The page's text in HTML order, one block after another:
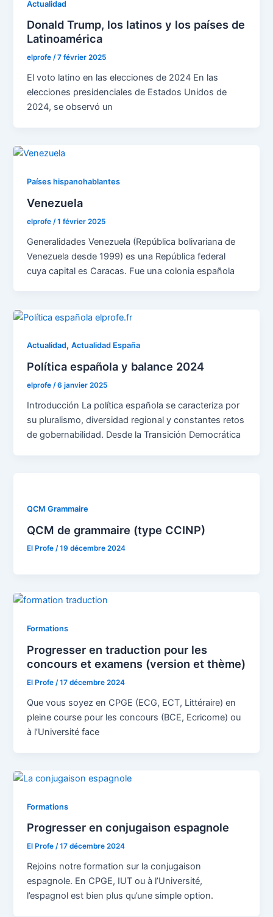
Actualidad
Donald Trump, los latinos y los países de
Latinoamérica
elprofe/7 février 2025
El voto latino en las elecciones de 2024 En las
elecciones presidenciales de Estados Unidos de
2024, se observó un
Países hispanohablantes
Venezuela
elprofe /1 février 2025
Generalidades Venezuela (República bolivariana de
Venezuela desde 1999) es una República federal
cuya capital es Caracas. Fue una colonia española
Actualidad,Actualidad España
Política española y balance 2024
elprofe/6 janvier 2025
Introducción La política española se caracteriza por
su pluralismo, diversidad regional y constantes retos
de gobernabilidad. Desde la Transición Democrática
QCM Grammaire
QCM de grammaire (type CCINP)
El Profe/19 décembre 2024
Formations
Progresser en traduction pour les
concours et examens (version et thème)
El Profe/17 décembre 2024
Que vous soyez en CPGE (ECG, ECT, Littéraire) en
pleine course pour les concours (BCE, Ecricome) ou
à l’Université face
Formations
Progresser en conjugaison espagnole
El Profe/17 décembre 2024
Rejoins notre formation sur la conjugaison
espagnole. En CPGE, IUT ou à l’Université,
l’espagnol est bien plus qu’une simple option.